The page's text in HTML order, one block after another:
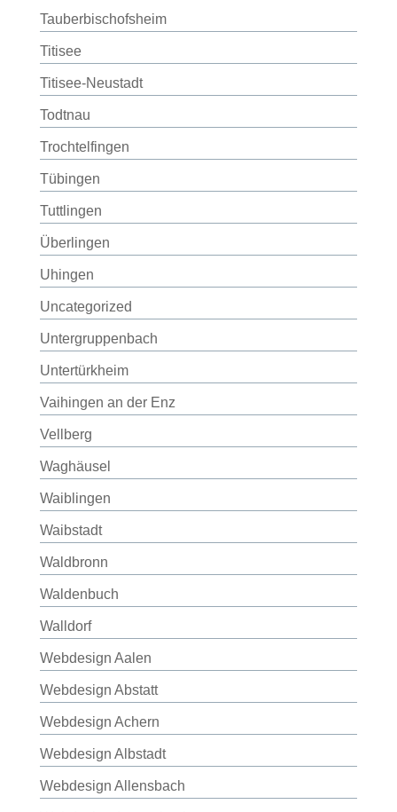
Tauberbischofsheim
Titisee
Titisee-Neustadt
Todtnau
Trochtelfingen
Tübingen
Tuttlingen
Überlingen
Uhingen
Uncategorized
Untergruppenbach
Untertürkheim
Vaihingen an der Enz
Vellberg
Waghäusel
Waiblingen
Waibstadt
Waldbronn
Waldenbuch
Walldorf
Webdesign Aalen
Webdesign Abstatt
Webdesign Achern
Webdesign Albstadt
Webdesign Allensbach